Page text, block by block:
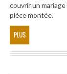
couvrir un
pièce montée.
PLUS